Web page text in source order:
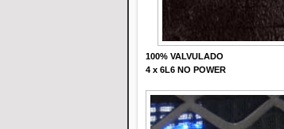
100% VALVULADO
4 x 6L6 NO POWER